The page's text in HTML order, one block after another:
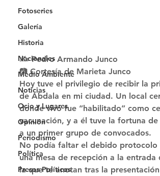
Fotoseries
Galería
Historia
Nacionales
Medio Ambiente
Noticias
Ocio y Lugares
Opinión
Periodismo
Política
Presos Políticos
✍ Pedro Armando Junco
📷 Cortesía de Marieta Junco
Hoy tuve el privilegio de recibir la
de Abdala en mi ciudad. Un local
donde vivo fue “habilitado” como
vacunación, y a él tuve la fortuna
a un primer grupo de convocados.
No podía faltar el debido protocolo
una mesa de recepción a la entrada
la que te anotan tras la